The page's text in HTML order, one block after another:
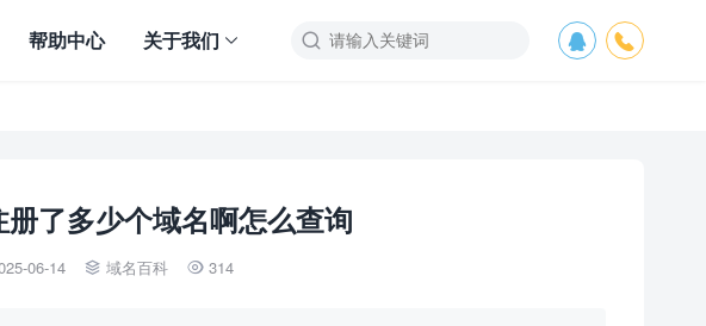
 

帮助中心 关于我们
了多少个域名啊怎么查询
06-14  域名百科  314